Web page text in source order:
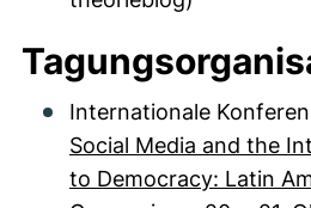
Internationale
Social Media and the
to Democracy: Latin